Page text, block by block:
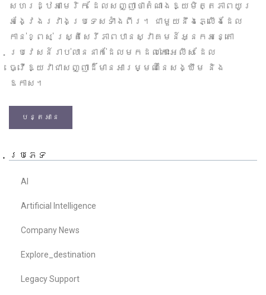
សហរដ្ឋអាមេរិក ដែលសញ្ញាថាតំណាងឱ្យមិត្តភាពយូរ
អង្វែងរវាងប្រទេសទាំងពីរ។ ជាមួយនឹងភ្លើងដែល
កាន់ខ្ពស់ ស្ត្រីសេរីភាពបានស្វាគមន៍អ្នកអន្តោ
ប្រវេសន៍រាប់លាននាក់ដែលមកដល់កោះអេលីស ដែល
ធ្វើឱ្យវាជាសញ្ញាដ៏មានអារម្មណ៍នៃសង្ឃឹម និង
ឱកាស។
បន្តអាន
ប្រភេទ
AI
Artificial Intelligence
Company News
Explore_destination
Legacy Support